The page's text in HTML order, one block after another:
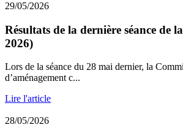
29/05/2026
Résultats de la dernière séance de
2026)
Lors de la séance du 28 mai dernier, la
d’aménagement c...
Lire l'article
28/05/2026